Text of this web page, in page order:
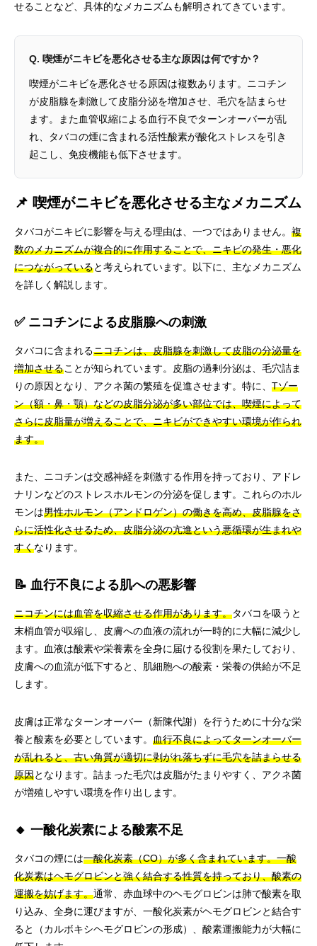
せることなど、具体的なメカニズムも解明されてきています。
Q. 喫煙がニキビを悪化させる主な原因は何ですか？
喫煙がニキビを悪化させる原因は複数あります。ニコチン
が皮脂腺を刺激して皮脂分泌を増加させ、毛穴を詰まらせ
ます。また血管収縮による血行不良でターンオーバーが乱
れ、タバコの煙に含まれる活性酸素が酸化ストレスを引き
起こし、免疫機能も低下させます。
📌 喫煙がニキビを悪化させる主なメカニズム
タバコがニキビに影響を与える理由は、一つではありません。 複
数のメカニズムが複合的に作用することで、ニキビの発生・悪化
につながっていると考えられています。以下に、主なメカニズム
を詳しく解説します。
✅ ニコチンによる皮脂腺への刺激
タバコに含まれるニコチンは、皮脂腺を刺激して皮脂の分泌量を
増加させることが知られています。皮脂の過剰分泌は、毛穴詰ま
りの原因となり、アクネ菌の繁殖を促進させます。特に、 Tゾー
ン（額・鼻・顎）などの皮脂分泌が多い部位では、喫煙によって
さらに皮脂量が増えることで、ニキビができやすい環境が作られ
ます。
また、ニコチンは交感神経を刺激する作用を持っており、アドレ
ナリンなどのストレスホルモンの分泌を促します。これらのホル
モンは男性ホルモン（アンドロゲン）の働きを高め、皮脂腺をさ
らに活性化させるため、皮脂分泌の亢進という悪循環が生まれや
すくなります。
📝 血行不良による肌への悪影響
ニコチンには血管を収縮させる作用があります。タバコを吸うと
末梢血管が収縮し、皮膚への血液の流れが一時的に大幅に減少し
ます。血液は酸素や栄養素を全身に届ける役割を果たしており、
皮膚への血流が低下すると、肌細胞への酸素・栄養の供給が不足
します。
皮膚は正常なターンオーバー（新陳代謝）を行うために十分な栄
養と酸素を必要としています。 血行不良によってターンオーバー
が乱れると、古い角質が適切に剥がれ落ちずに毛穴を詰まらせる
原因となります。詰まった毛穴は皮脂がたまりやすく、アクネ菌
が増殖しやすい環境を作り出します。
🔸 一酸化炭素による酸素不足
タバコの煙には一酸化炭素（CO）が多く含まれています。一酸
化炭素はヘモグロビンと強く結合する性質を持っており、酸素の
運搬を妨げます。通常、赤血球中のヘモグロビンは肺で酸素を取
り込み、全身に運びますが、一酸化炭素がヘモグロビンと結合す
ると（カルボキシヘモグロビンの形成）、酸素運搬能力が大幅に